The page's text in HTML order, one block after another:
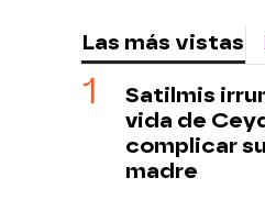
Las más vistas
Satilmis
vida de
complicar
madre